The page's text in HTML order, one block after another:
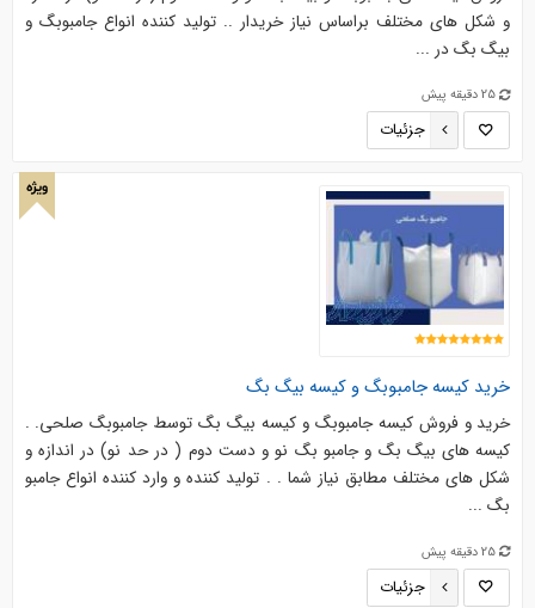
و شکل های مختلف براساس نیاز خریدار .. تولید کننده انواع جامبوبگ و
بیگ بگ در ...
25 دقیقه پیش
جزئیات
ویژه
خرید کیسه جامبوبگ و کیسه بیگ بگ
خرید و فروش کیسه جامبوبگ و کیسه بیگ بگ توسط جامبوبگ صلحی. .
کیسه های بیگ بگ و جامبو بگ نو و دست دوم ( در حد نو) در اندازه و
شکل های مختلف مطابق نیاز شما . . توليد كننده و وارد كننده انواع جامبو
بگ ...
25 دقیقه پیش
جزئیات